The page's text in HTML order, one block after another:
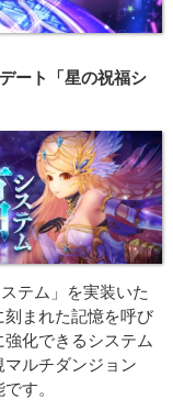
ート「星の祝福シ
テム」を実装いた
刻まれた記憶を呼び
化できるシステム
ルチダンジョン
す。